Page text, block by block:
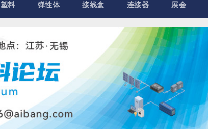
塑料 弹性体 接线盒 连接器 展会